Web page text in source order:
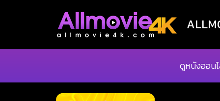
ดูหนังออน